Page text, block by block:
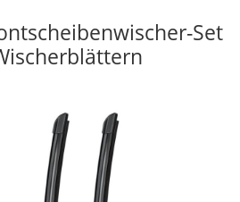
Set